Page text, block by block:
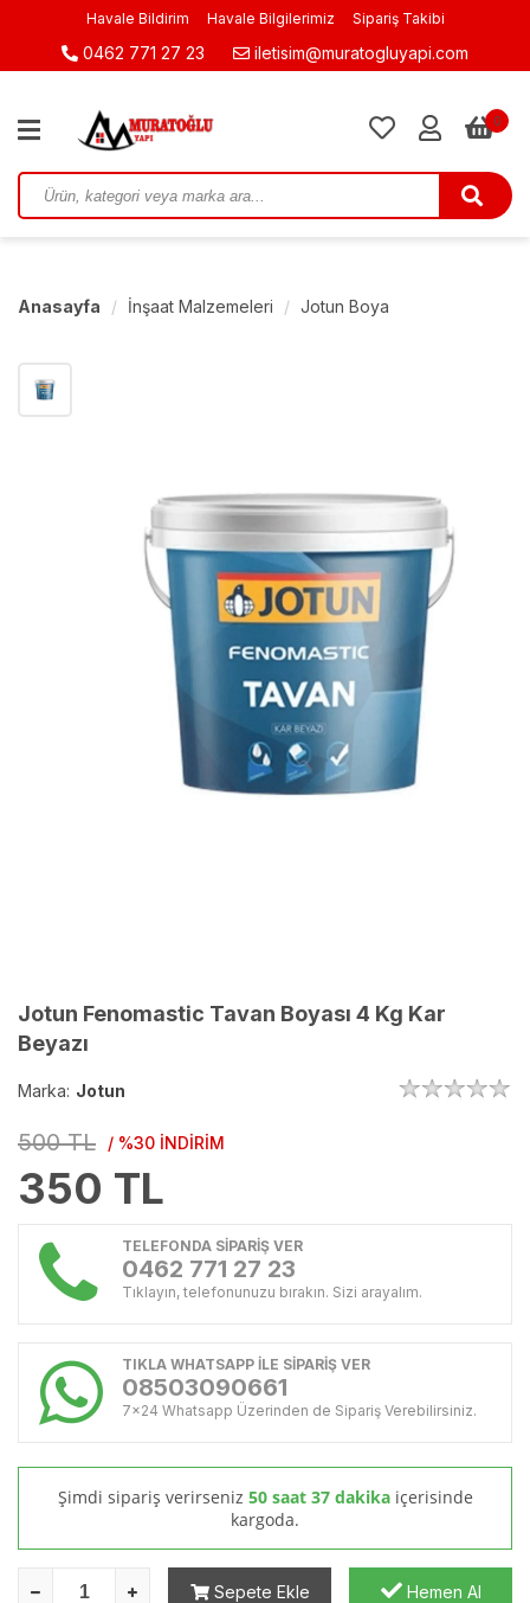
Havale Bildirim Havale Bilgilerimiz Sipariş Takibi
0462 771 27 23 iletisim@muratogluyapi.com
0
Anasayfa İnşaat Malzemeleri Jotun Boya
Jotun Fenomastic Tavan Boyası 4 Kg Kar
Beyazı
Marka: Jotun
500 TL / %30 İNDİRİM
350 TL
TELEFONDA SİPARİŞ VER
0462 771 27 23
Tıklayın, telefonunuzu bırakın. Sizi arayalım.
TIKLA WHATSAPP İLE SİPARİŞ VER
08503090661
7x24 Whatsapp Üzerinden de Sipariş Verebilirsiniz.
Şimdi sipariş verirseniz 50 saat 37 dakika içerisinde
kargoda.
Sepete Ekle Hemen Al